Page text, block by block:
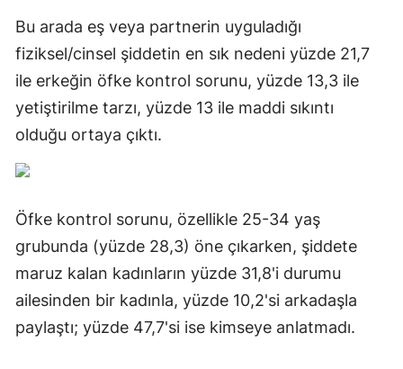
Bu arada eş veya partnerin uyguladığı
fiziksel/cinsel şiddetin en sık nedeni yüzde 21,7
ile erkeğin öfke kontrol sorunu, yüzde 13,3 ile
yetiştirilme tarzı, yüzde 13 ile maddi sıkıntı
olduğu ortaya çıktı.
Öfke kontrol sorunu, özellikle 25-34 yaş
grubunda (yüzde 28,3) öne çıkarken, şiddete
maruz kalan kadınların yüzde 31,8'i durumu
ailesinden bir kadınla, yüzde 10,2'si arkadaşla
paylaştı; yüzde 47,7'si ise kimseye anlatmadı.